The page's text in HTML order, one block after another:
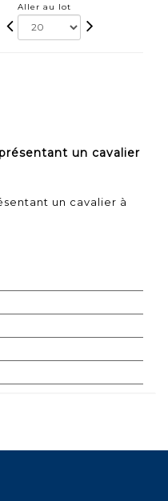
Aller au lot
un cavalier
un cavalier à